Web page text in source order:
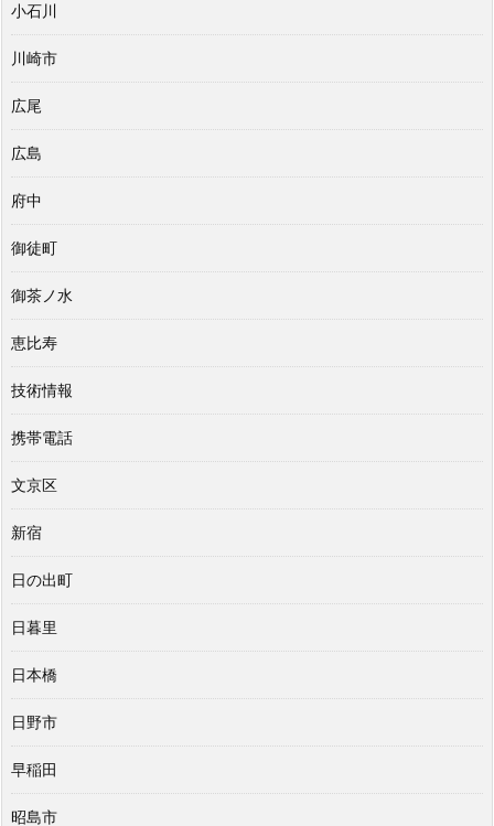
小石川
川崎市
広尾
広島
府中
御徒町
御茶ノ水
恵比寿
技術情報
携帯電話
文京区
新宿
日の出町
日暮里
日本橋
日野市
早稲田
昭島市